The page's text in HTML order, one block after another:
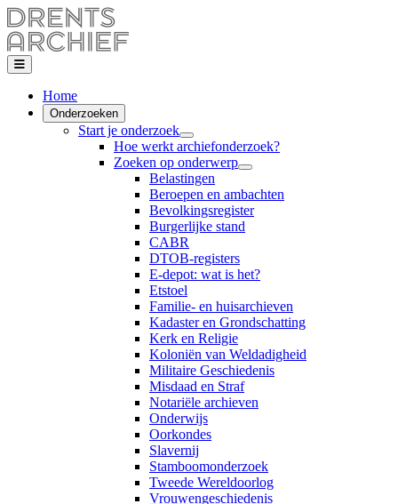
Home
Onderzoeken
Start je onderzoek
Hoe werkt archiefonderzoek?
Zoeken op onderwerp
Belastingen
Beroepen en ambachten
Bevolkingsregister
Burgerlijke stand
CABR
DTOB-registers
E-depot: wat is het?
Etstoel
Familie- en huisarchieven
Kadaster en Grondschatting
Kerk en Religie
Koloniën van Weldadigheid
Militaire Geschiedenis
Misdaad en Straf
Notariële archieven
Onderwijs
Oorkondes
Slavernij
Stamboomonderzoek
Tweede Wereldoorlog
Vrouwengeschiedenis